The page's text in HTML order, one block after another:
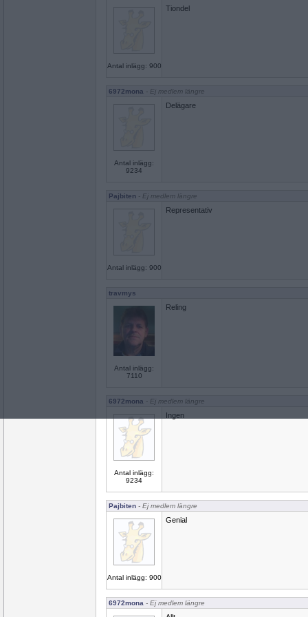
Antal inlägg: 900
Tiondel
6972mona - Ej medlem längre
Antal inlägg:
9234
Delägare
Pajbiten - Ej medlem längre
Antal inlägg: 900
Representativ
travmys
Antal inlägg:
7110
Reling
6972mona - Ej medlem längre
Antal inlägg:
9234
Ingen
Pajbiten - Ej medlem längre
Antal inlägg: 900
Genial
6972mona - Ej medlem längre